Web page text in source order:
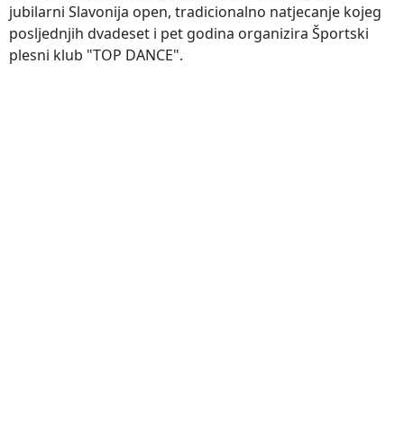
jubilarni Slavonija open, tradicionalno natjecanje kojeg
posljednjih dvadeset i pet godina organizira Športski
plesni klub "TOP DANCE".